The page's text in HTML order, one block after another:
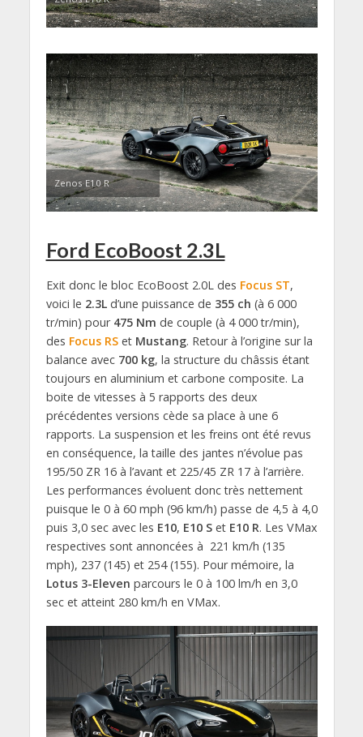
Zenos E10 R
Ford EcoBoost 2.3L
Exit donc le bloc EcoBoost 2.0L des Focus ST,
voici le 2.3Ld’une puissance de 355 ch (à 6 000
tr/min) pour 475 Nm de couple (à 4 000 tr/min),
des Focus RSet Mustang. Retour à l’origine sur la
balance avec 700 kg, la structure du châssis étant
toujours en aluminium et carbone composite. La
boite de vitesses à 5 rapports des deux
précédentes versions cède sa place à une 6
rapports. La suspension et les freins ont été revus
en conséquence, la taille des jantes n’évolue pas
195/50 ZR 16 à l’avant et 225/45 ZR 17 à l’arrière.
Les performances évoluent donc très nettement
puisque le 0 à 60 mph (96 km/h) passe de 4,5 à 4,0
puis 3,0 sec avec les E10, E10 Set E10 R. Les VMax
respectives sont annoncées à 221 km/h (135
mph), 237 (145) et 254 (155). Pour mémoire, la
Lotus 3-Eleven parcours le 0 à 100 lm/h en 3,0
sec et atteint 280 km/h en VMax.